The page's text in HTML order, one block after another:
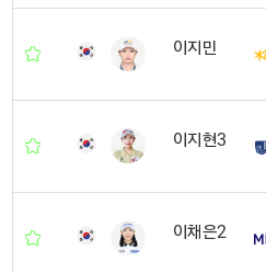
이지민
이지현3
이채은2